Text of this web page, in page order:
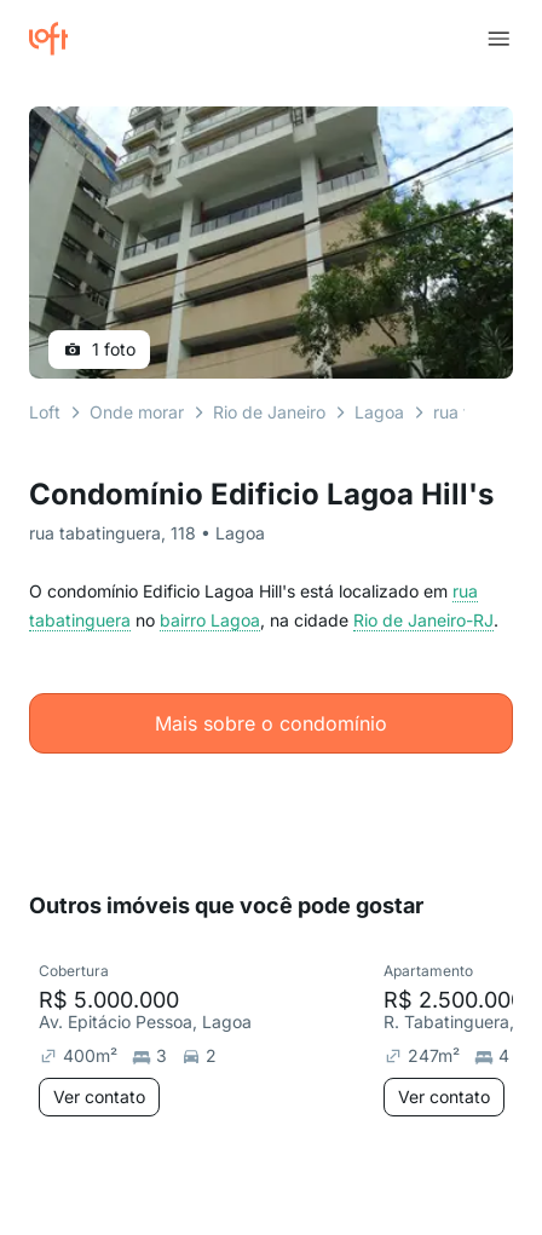
Condomínio Edificio Lagoa Hill's
rua tabatinguera, 118 • Lagoa
O condomínio Edificio Lagoa Hill's está localizado em rua
tabatinguera no bairro Lagoa, na cidade Rio de Janeiro-RJ.
Mais sobre o condomínio
1 foto
Loft Onde morar Rio de Janeiro Lagoa rua
Outros imóveis que você pode gostar
Cobertura
R$ 5.000.000
Av. Epitácio Pessoa, Lagoa
400m² 3
2
Ver contato
Apartamento
R$ 2.500.000
R. Tabatinguera,
247m²
4
Ver contato